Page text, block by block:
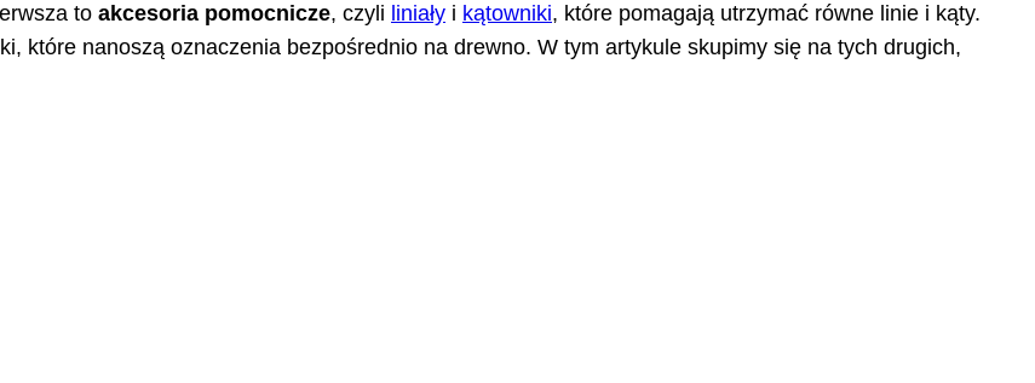
to akcesoria pomocnicze, czyli liniały i kątowniki, które pomagają utrzymać równe linie i kąty.
które nanoszą oznaczenia bezpośrednio na drewno. W tym artykule skupimy się na tych drugich,